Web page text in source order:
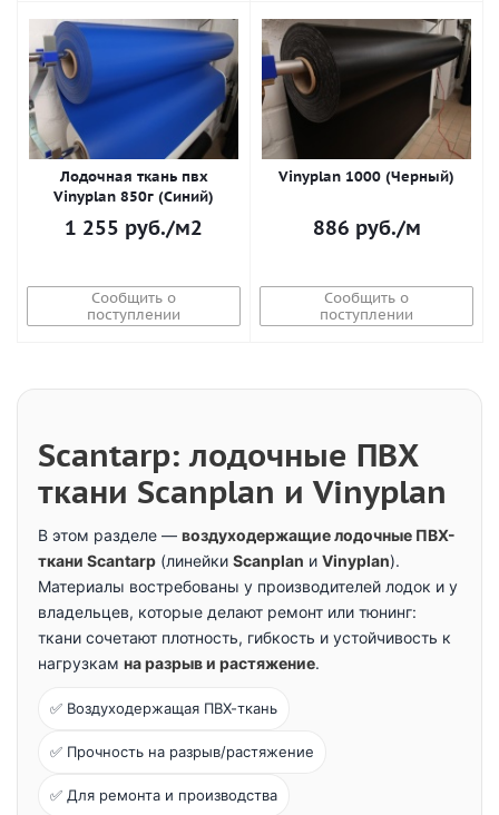
Лодочная ткань пвх
Vinyplan 850г (Синий)
1 255 руб./м2
Сообщить о
поступлении
Vinyplan 1000 (Черный)
886 руб./м
Сообщить о
поступлении
Scantarp: лодочные ПВХ
ткани Scanplan и Vinyplan
В этом разделе — воздуходержащие лодочные ПВХ-
ткани Scantarp (линейки Scanplan и Vinyplan).
Материалы востребованы у производителей лодок и у
владельцев, которые делают ремонт или тюнинг:
ткани сочетают плотность, гибкость и устойчивость к
нагрузкам на разрыв и растяжение.
✅ Воздуходержащая ПВХ-ткань
✅ Прочность на разрыв/растяжение
✅ Для ремонта и производства